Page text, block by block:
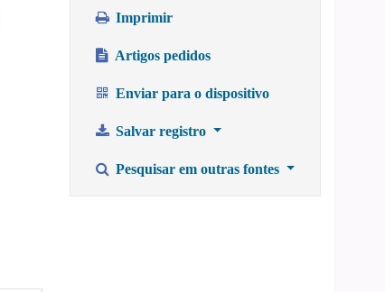
Imprimir
Artigos pedidos
Enviar para o dispositivo
Salvar registro
Pesquisar em outras fontes